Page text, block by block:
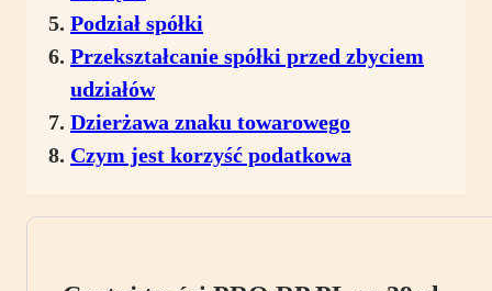
Podział spółki
Przekształcanie spółki przed zbyciem
udziałów
Dzierżawa znaku towarowego
Czym jest korzyść podatkowa